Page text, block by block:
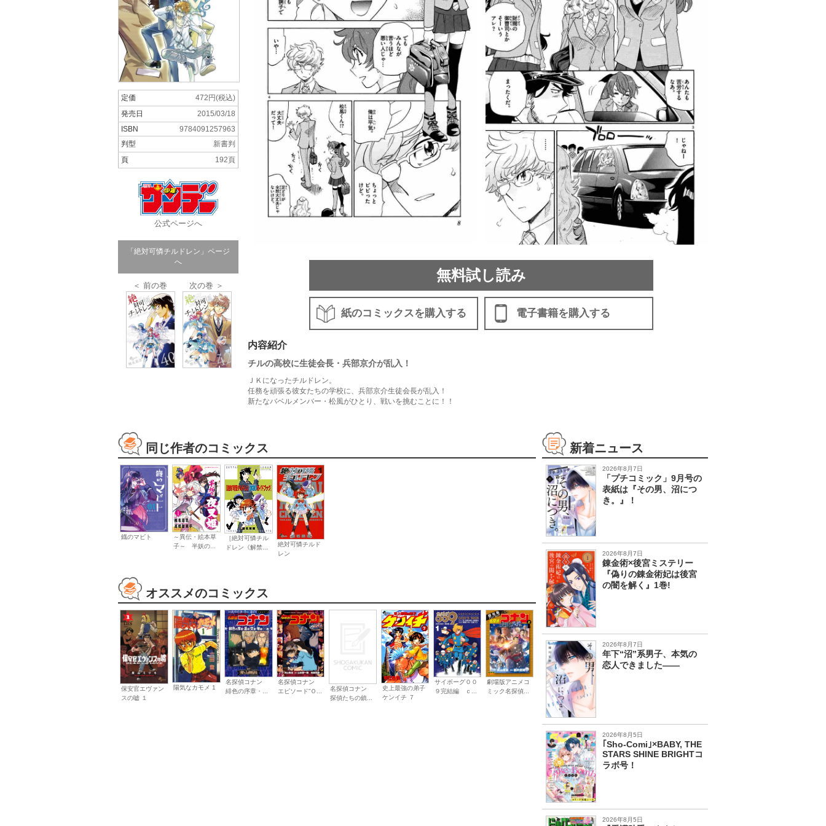
定価
472円(税込)
発売日
2015/03/18
ISBN
9784091257963
判型
新書判
頁
192頁
公式ページへ
「絶対可憐チルドレン」ページ
へ
＜ 前の巻 次の巻 ＞
無料試し読み
紙のコミックスを購入する 電子書籍を購入する
内容紹介
チルの高校に生徒会長・兵部京介が乱入！
ＪＫになったチルドレン。
任務を頑張る彼女たちの学校に、兵部京介生徒会長が乱入！
新たなバベルメンバー・松風がひとり、戦いを挑むことに！！
同じ作者のコミックス
鐡のマビト
～異伝・絵本草
子～ 半妖の...
［絶対可憐チル
ドレン《解禁...
絶対可憐チルド
レン
オススメのコミックス
保安官エヴァン
スの嘘 １
陽気なカモメ 1
名探偵コナン
緋色の序章・...
名探偵コナン
エピソード”Ｏ...
名探偵コナン
探偵たちの鎮...
史上最強の弟子
ケンイチ ７
サイボーグ００
９完結編 ｃ...
劇場版アニメコ
ミック名探偵...
新着ニュース
2026年8月7日
「プチコミック」9月号の
表紙は『その男、沼につ
き。』！
2026年8月7日
錬金術×後宮ミステリー
『偽りの錬金術妃は後宮
の闇を解く』1巻!
2026年8月7日
年下“沼”系男子、本気の
恋人できました――
2026年8月5日
｢Sho-Comi｣×BABY, THE
STARS SHINE BRIGHTコ
ラボ号！
2026年8月5日